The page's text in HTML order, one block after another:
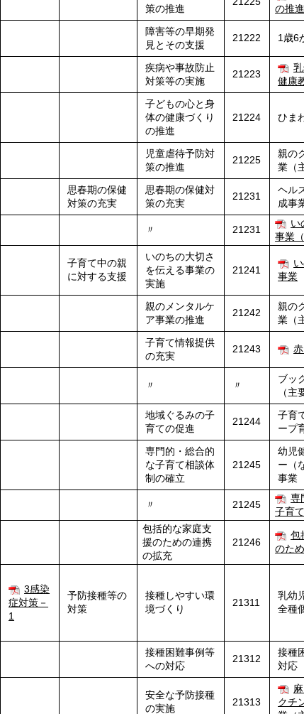
策の推進
の推進
障害等の早期発
見とその支援
21222 1歳6
疾病や事故防止
対策等の実施
21223
健康
子どもの心と身
体の健康づくり
の推進
21224 ひま
児童虐待予防対
策の推進
21225
親の
業（
思春期の保健
対策の充実
思春期の保健対
策の充実
21231
ヘル
成事
〃 21231
い
事業
子育て中の親
に対する支援
いのちの大切さ
を伝える事業の
実施
21241
事業
親のメンタルケ
ア事業の推進
21242
親の
業（
子育て情報提供
の充実
21243
〃 〃
ブッ
（主
地域ぐるみの子
育ての促進
21244
子育
ープ
専門的・総合的
な子育て相談体
制の確立
21245
幼児
ー（
事業
〃 21245
専
子育
包括的な家庭支
援のための連携
の拡充
21246
包
のた
3感染
症対策－
1
予防接種等の
対策
接種しやすい環
境づくり
21311
乳幼
全種
接種困難事例等
への対応
21312
接種
対応
安全な予防接種
の実施
21313
クチ